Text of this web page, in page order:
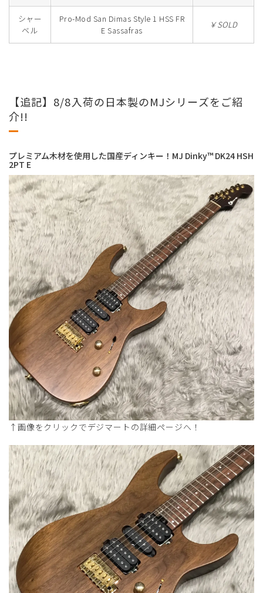
シャー
ベル
Pro-Mod San Dimas Style 1 HSS FR
E Sassafras
￥SOLD
【追記】8/8入荷の日本製のMJシリーズをご紹
介!!
プレミアム木材を使用した国産ディンキー！MJ Dinky™ DK24 HSH
2PT E
↑画像をクリックでデジマートの詳細ページへ！